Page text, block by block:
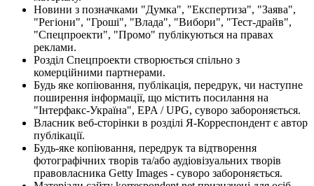
Новини з позначками "Думка", "Експертиза", "Заява",
"Регіони", "Гроші", "Влада", "Вибори", "Тест-драйв",
"Спецпроекти", "Промо" публікуються на правах
реклами.
Розділ Спецпроекти створюється спільно з
комерційними партнерами.
Будь яке копіювання, публікація, передрук, чи наступне
поширення інформації, що містить посилання на
"Інтерфакс-Україна", EPA / UPG, суворо забороняється.
Власник веб-сторінки в розділі Я-Корреспондент є автор
публікації.
Будь-яке копіювання, передрук та відтворення
фотографічних творів та/або аудіовізуальних творів
правовласника Getty Images - суворо забороняється.